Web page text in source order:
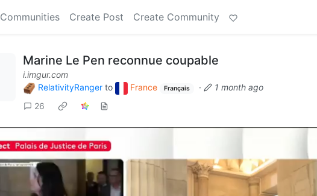
Communities Create Post Create Community
Marine Le Pen reconnue coupable
i.imgur.com
RelativityRanger to France Français ·
1 month ago
26